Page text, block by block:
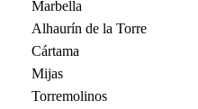
Marbella
Alhaurín de la Torre
Cártama
Mijas
Torremolinos